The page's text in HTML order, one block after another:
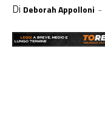
Di Deborah Appolloni -